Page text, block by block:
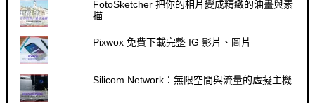
FotoSketcher 把你的相片變成精緻的油畫與素
描
Pixwox 免費下載完整 IG 影片、圖片
Silicom Network：無限空間與流量的虛擬主機